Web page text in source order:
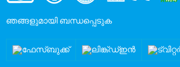
ഞങ്ങളുമായി ബന്ധപ്പെടുക